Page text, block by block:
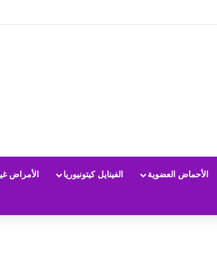
الأحماض العضوية الفينايل كيتونيوريا الأمراض